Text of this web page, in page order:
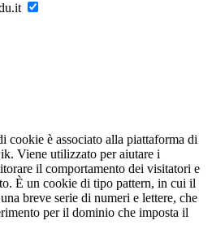
cookie è associato alla piattaforma di
Viene utilizzato per aiutare i
il comportamento dei visitatori e
È un cookie di tipo pattern, in cui il
breve serie di numeri e lettere, che
per il dominio che imposta il